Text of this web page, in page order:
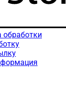
обработки